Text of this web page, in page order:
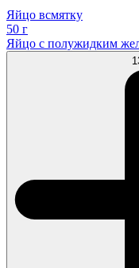
Яйцо всмятку
50 г
Яйцо с полужидким